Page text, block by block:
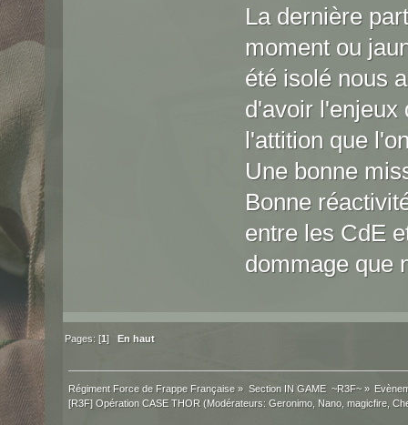
La dernière
moment ou
été isolé nous
d'avoir l'enjeux
l'attition que
Une bonne
Bonne
entre les CdE
dommage que
Pages: [1] En haut
Régiment Force de Frappe Française » Section IN GAME  ~R3F~»
[R3F] Opération CASE THOR (Modérateurs:Geronimo, Nano,magicfire ,